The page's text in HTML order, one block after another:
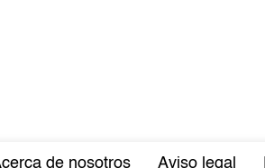
de nosotros Aviso legal